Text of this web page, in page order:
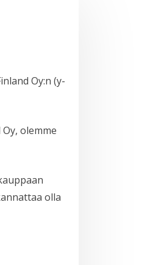
Oy:n (y-
olemme
olla